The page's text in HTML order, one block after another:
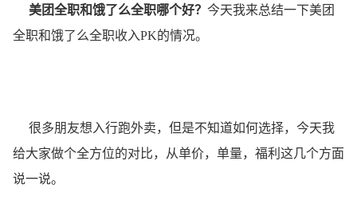
美团全职和饿了么全职哪个好？ 今天我来总结一下美团
全职和饿了么全职收入PK的情况。
很多朋友想入行跑外卖，但是不知道如何选择，今天我
给大家做个全方位的对比，从单价，单量，福利这几个方面
说一说。